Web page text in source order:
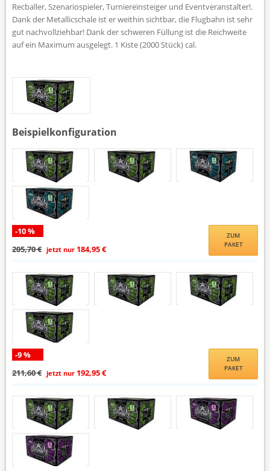
Recballer, Szenariospieler, Turniereinsteiger und Eventveranstalter!.
Dank der Metallicschale ist er weithin sichtbar, die Flugbahn ist sehr
gut nachvollziehbar! Dank der schweren Füllung ist die Reichweite
auf ein Maximum ausgelegt. 1 Kiste (2000 Stück) cal.
Beispielkonfiguration
-10 %
205,70 € jetzt nur 184,95 €
ZUM
PAKET
-9 %
211,60 € jetzt nur 192,95 €
ZUM
PAKET